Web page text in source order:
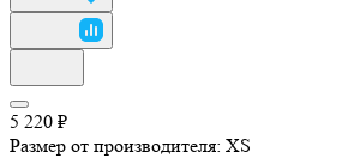
5 220 ₽
Размер от производителя: XS